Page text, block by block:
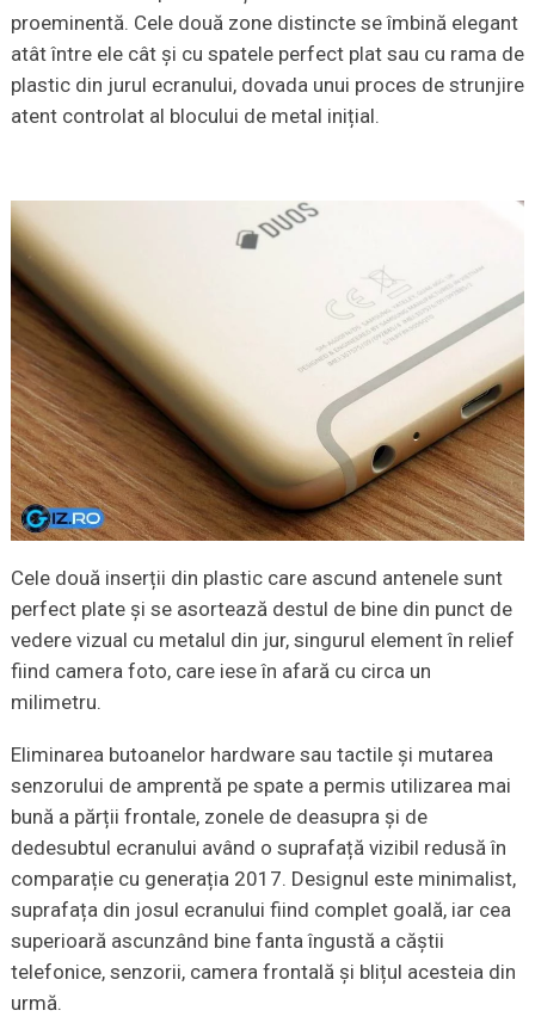
proeminentă. Cele două zone distincte se îmbină elegant
atât între ele cât și cu spatele perfect plat sau cu rama de
plastic din jurul ecranului, dovada unui proces de strunjire
atent controlat al blocului de metal inițial.
Cele două inserții din plastic care ascund antenele sunt
perfect plate și se asortează destul de bine din punct de
vedere vizual cu metalul din jur, singurul element în relief
fiind camera foto, care iese în afară cu circa un
milimetru.
Eliminarea butoanelor hardware sau tactile și mutarea
senzorului de amprentă pe spate a permis utilizarea mai
bună a părții frontale, zonele de deasupra și de
dedesubtul ecranului având o suprafață vizibil redusă în
comparație cu generația 2017. Designul este minimalist,
suprafața din josul ecranului fiind complet goală, iar cea
superioară ascunzând bine fanta îngustă a căștii
telefonice, senzorii, camera frontală și blițul acesteia din
urmă.